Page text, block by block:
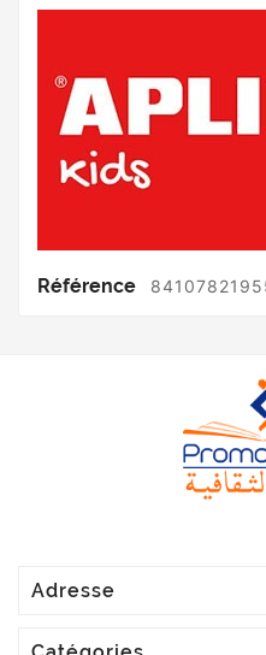
Référence
Adresse